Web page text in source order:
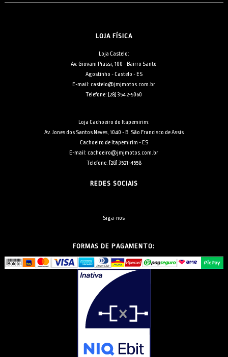
LOJA FÍSICA
Loja Castelo:
Av. Giovani Piassi, 100 - Bairro Santo
Agostinho - Castelo - ES
E-mail: castelo@jmjmotos.com.br
Telefone: [28] 3542-5060
Loja Cachoeiro do Itapemirim:
Av. Jones dos Santos Neves, 1040 - B. São Francisco de Assis
Cachoeiro de Itapemirim - ES
E-mail: cachoeiro@jmjmotos.com.br
Telefone: [28] 3521-4558
REDES SOCIAIS
Siga-nos
FORMAS DE PAGAMENTO: